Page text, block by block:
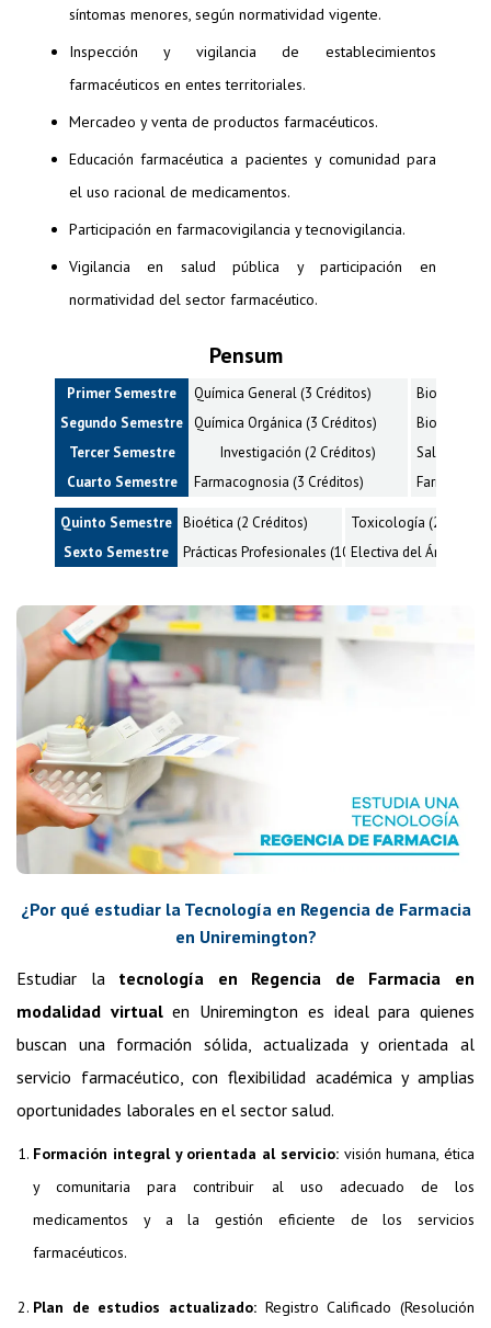
síntomas menores, según normatividad vigente.
Inspección y vigilancia de establecimientos
farmacéuticos en entes territoriales.
Mercadeo y venta de productos farmacéuticos.
Educación farmacéutica a pacientes y comunidad para
el uso racional de medicamentos.
Participación en farmacovigilancia y tecnovigilancia.
Vigilancia en salud pública y participación en
normatividad del sector farmacéutico.
Pensum
Primer Semestre
Segundo Semestre
Tercer Semestre
Cuarto Semestre
Química General (3 Créditos)
Química Orgánica (3 Créditos)
Investigación (2 Créditos)
Farmacognosia (3 Créditos)
Biología
Salud
Farmacia
Quinto Semestre
Sexto Semestre
Bioética (2 Créditos)
Prácticas Profesionales (10 Créditos)
Toxicología (2
Electiva del Área
¿Por qué estudiar la Tecnología en Regencia de Farmacia
en Uniremington?
Estudiar la tecnología en Regencia de Farmacia en
modalidad virtualen Uniremington es ideal para quienes
buscan una formación sólida, actualizada y orientada al
servicio farmacéutico, con flexibilidad académica y amplias
oportunidades laborales en el sector salud.
Formación integral y orientada al servicio:visión humana, ética
y comunitaria para contribuir al uso adecuado de los
medicamentos y a la gestión eficiente de los servicios
farmacéuticos.
Plan de estudios actualizado: Registro Calificado (Resolución